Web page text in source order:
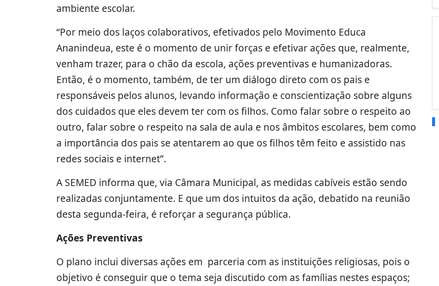
ambiente escolar.
“Por meio dos laços colaborativos, efetivados pelo Movimento Educa
Ananindeua, este é o momento de unir forças e efetivar ações que, realmente,
venham trazer, para o chão da escola, ações preventivas e humanizadoras.
Então, é o momento, também, de ter um diálogo direto com os pais e
responsáveis pelos alunos, levando informação e conscientização sobre alguns
dos cuidados que eles devem ter com os filhos. Como falar sobre o respeito ao
outro, falar sobre o respeito na sala de aula e nos âmbitos escolares, bem como
a importância dos pais se atentarem ao que os filhos têm feito e assistido nas
redes sociais e internet”.
A SEMED informa que, via Câmara Municipal, as medidas cabíveis estão sendo
realizadas conjuntamente. E que um dos intuitos da ação, debatido na reunião
desta segunda-feira, é reforçar a segurança pública.
Ações Preventivas
O plano inclui diversas ações em parceria com as instituições religiosas, pois o
objetivo é conseguir que o tema seja discutido com as famílias nestes espaços;